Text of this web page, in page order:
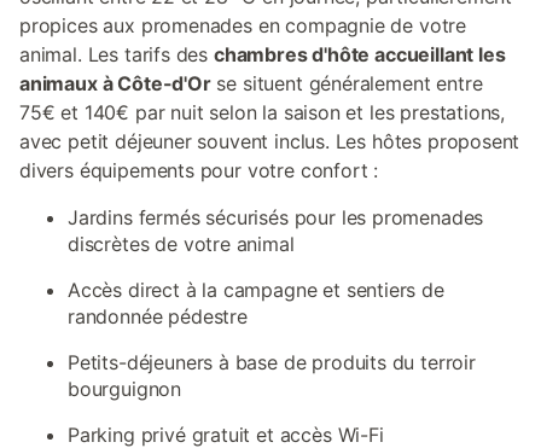
propices aux promenades en compagnie de votre
animal. Les tarifs des chambres d'hôte accueillant les
animaux à Côte-d'Orse situent généralement entre
75€ et 140€ par nuit selon la saison et les prestations,
avec petit déjeuner souvent inclus. Les hôtes proposent
divers équipements pour votre confort :
Jardins fermés sécurisés pour les promenades
discrètes de votre animal
Accès direct à la campagne et sentiers de
randonnée pédestre
Petits-déjeuners à base de produits du terroir
bourguignon
Parking privé gratuit et accès Wi-Fi